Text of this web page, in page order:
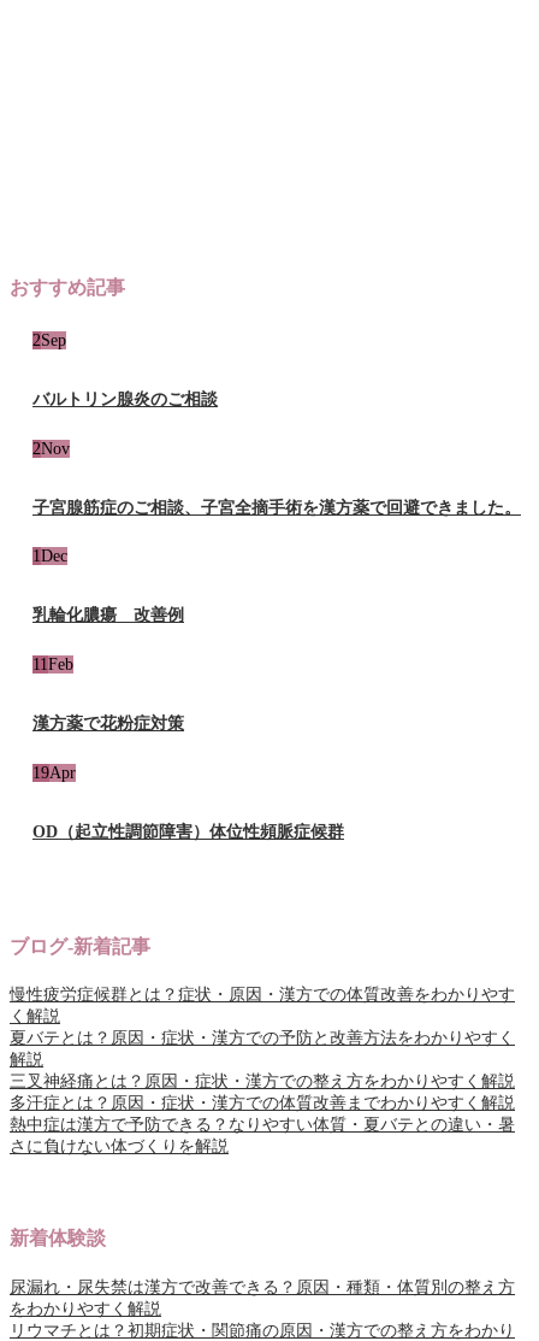
おすすめ記事
2Sep
バルトリン腺炎のご相談
2Nov
子宮腺筋症のご相談、子宮全摘手術を漢方薬で回避できました。
1Dec
乳輪化膿瘍 改善例
11 Feb
漢方薬で花粉症対策
19Apr
OD（起立性調節障害）体位性頻脈症候群
ブログ-新着記事
慢性疲労症候群とは？症状・原因・漢方での体質改善をわかりやす
く解説
夏バテとは？原因・症状・漢方での予防と改善方法をわかりやすく
解説
三叉神経痛とは？原因・症状・漢方での整え方をわかりやすく解説
多汗症とは？原因・症状・漢方での体質改善までわかりやすく解説
熱中症は漢方で予防できる？なりやすい体質・夏バテとの違い・暑
さに負けない体づくりを解説
新着体験談
尿漏れ・尿失禁は漢方で改善できる？原因・種類・体質別の整え方
をわかりやすく解説
リウマチとは？初期症状・関節痛の原因・漢方での整え方をわかり